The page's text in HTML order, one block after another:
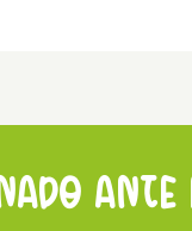
ante